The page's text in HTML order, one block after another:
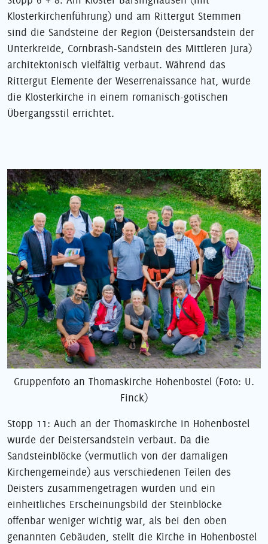
Klosterkirchenführung) und am Rittergut Stemmen
sind die Sandsteine der Region (Deistersandstein der
Unterkreide, Cornbrash-Sandstein des Mittleren Jura)
architektonisch vielfältig verbaut. Während das
Rittergut Elemente der Weserrenaissance hat, wurde
die Klosterkirche in einem romanisch-gotischen
Übergangsstil errichtet.
Gruppenfoto an Thomaskirche Hohenbostel (Foto: U.
Finck)
Stopp 11: Auch an der Thomaskirche in Hohenbostel
wurde der Deistersandstein verbaut. Da die
Sandsteinblöcke (vermutlich von der damaligen
Kirchengemeinde) aus verschiedenen Teilen des
Deisters zusammengetragen wurden und ein
einheitliches Erscheinungsbild der Steinblöcke
offenbar weniger wichtig war, als bei den oben
genannten Gebäuden, stellt die Kirche in Hohenbostel